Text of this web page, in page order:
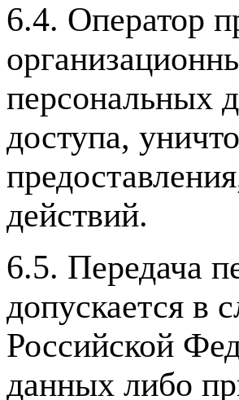
6.4. Оператор
персональных
доступа,
действий.
6.5. Передача
допускается в
Российской
данных либо